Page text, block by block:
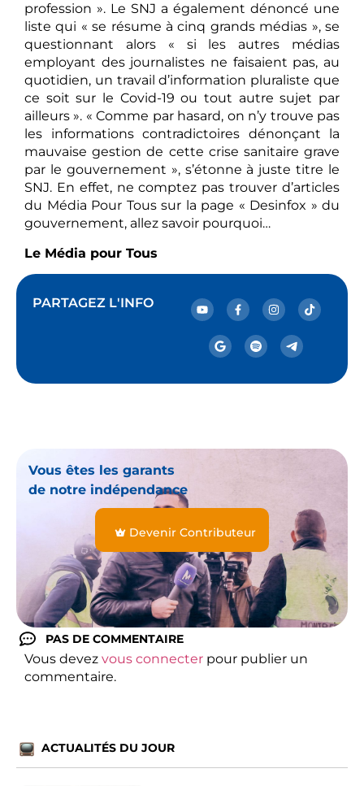
profession ». Le SNJ a également dénoncé une
liste qui « se résume à cinq grands médias », se
questionnant alors « si les autres médias
employant des journalistes ne faisaient pas, au
quotidien, un travail d’information pluraliste que
ce soit sur le Covid-19 ou tout autre sujet par
ailleurs ». « Comme par hasard, on n’y trouve pas
les informations contradictoires dénonçant la
mauvaise gestion de cette crise sanitaire grave
par le gouvernement », s’étonne à juste titre le
SNJ. En effet, ne comptez pas trouver d’articles
du Média Pour Tous sur la page « Desinfox » du
gouvernement, allez savoir pourquoi…
Le Média pour Tous
PARTAGEZ L'INFO
Vous êtes les garants
de notre indépendance
Devenir Contributeur
PAS DE COMMENTAIRE
Vous devez vous connecter pour publier un
commentaire.
ACTUALITÉS DU JOUR